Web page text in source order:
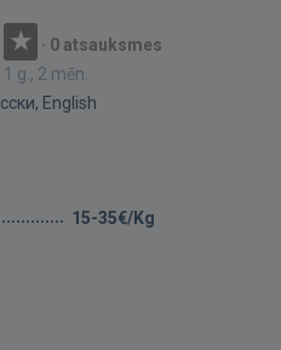
· 0 atsauksmes
g., 2 mēn.
English
15-35€/Kg